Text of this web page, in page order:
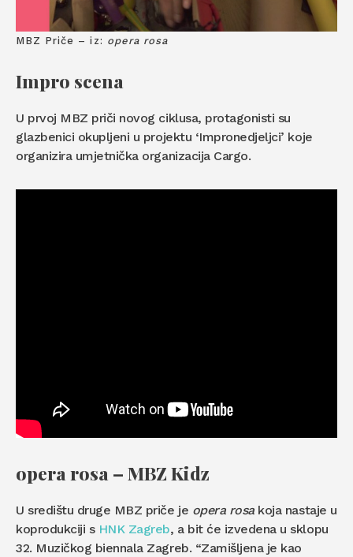
MBZ Priče – iz: opera rosa
Impro scena
U prvoj MBZ priči novog ciklusa, protagonisti su
glazbenici okupljeni u projektu ‘Impronedjeljci’ koje
organizira umjetnička organizacija Cargo.
opera rosa – MBZ Kidz
U središtu druge MBZ priče je opera rosa koja nastaje u
koprodukciji s HNK Zagreb, a bit će izvedena u sklopu
32. Muzičkog biennala Zagreb. “Zamišljena je kao